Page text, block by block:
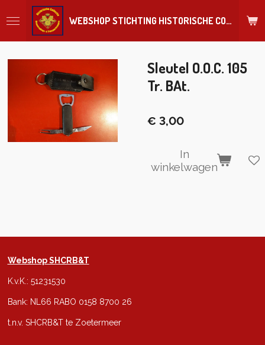
direct
WEBSHOP STICHTING HISTORISCHE COLLECTIE REGIMENT
Sleutel O.O.C. 105
Tr. BAt.
€ 3,00
In
winkelwagen
Webshop SHCRB&T
K.v.K.: 51231530
Bank: NL66 RABO 0158 8700 26
t.n.v. SHCRB&T te Zoetermeer